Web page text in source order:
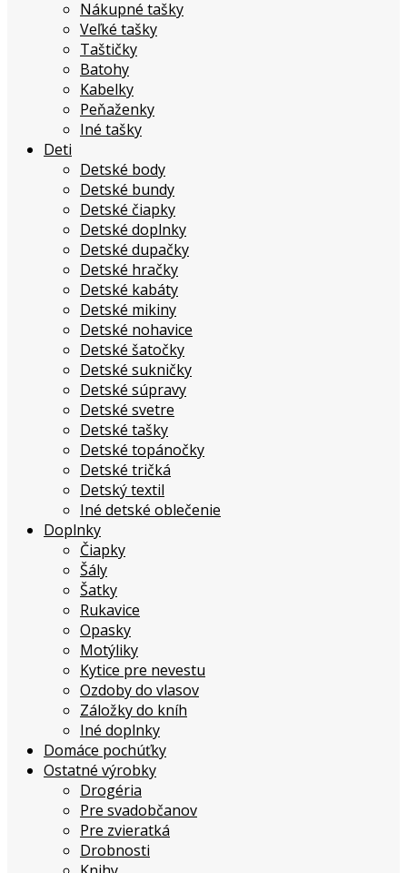
Nákupné tašky
Veľké tašky
Taštičky
Batohy
Kabelky
Peňaženky
Iné tašky
Deti
Detské body
Detské bundy
Detské čiapky
Detské doplnky
Detské dupačky
Detské hračky
Detské kabáty
Detské mikiny
Detské nohavice
Detské šatočky
Detské sukničky
Detské súpravy
Detské svetre
Detské tašky
Detské topánočky
Detské tričká
Detský textil
Iné detské oblečenie
Doplnky
Čiapky
Šály
Šatky
Rukavice
Opasky
Motýliky
Kytice pre nevestu
Ozdoby do vlasov
Záložky do kníh
Iné doplnky
Domáce pochúťky
Ostatné výrobky
Drogéria
Pre svadobčanov
Pre zvieratká
Drobnosti